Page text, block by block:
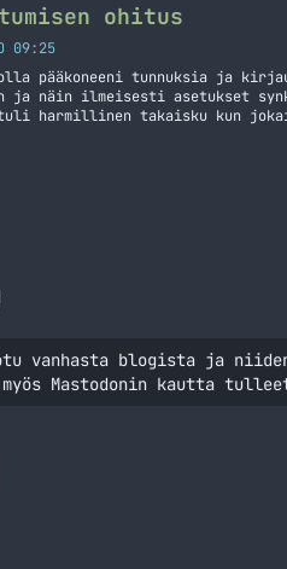
ohitus
09:25
pääkoneeni tunnuksia ja
ja näin ilmeisesti asetukset
harmillinen takaisku kun
tilillä näin ei ollut.
tästä kirjautumisesta. Alla
vanhasta blogista ja
myös Mastodonin kautta